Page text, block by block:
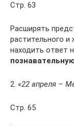
Стр. 63
Расширять
растительного
находить ответ
2. «22 апреля –
Стр. 65